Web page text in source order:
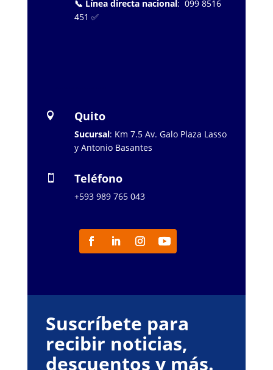
📞 Línea directa nacional: 099 8516
451 ✅
 Quito
Sucursal: Km 7.5 Av. Galo Plaza Lasso
y Antonio Basantes
 Teléfono
+593 989 765 043
Suscríbete para
recibir noticias,
descuentos y más.